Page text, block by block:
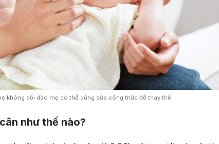
không dồi dào mẹ có thể dùng sữa công thức để thay thế
như thế nào?